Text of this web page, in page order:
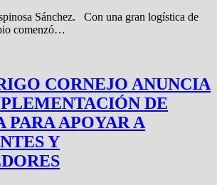
Sánchez. Con una gran logística de
comenzó…
CORNEJO ANUNCIA
DE
PARA APOYAR A
Y